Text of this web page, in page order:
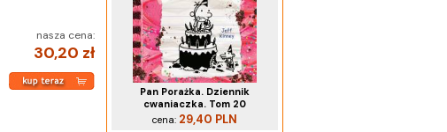
nasza cena:
30,20 zł
Pan Porażka. Dziennik
cwaniaczka. Tom 20
cena: 29,40 PLN